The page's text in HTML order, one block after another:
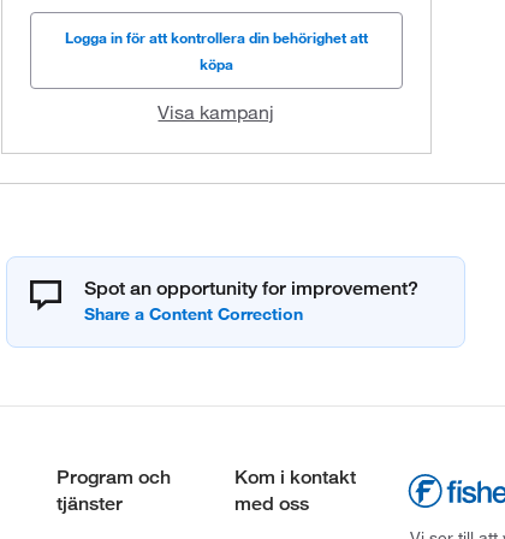
Logga in för att kontrollera din behörighet att
köpa
Visa kampanj
Spot an opportunity for improvement?
Program och
tjänster
Kom i kontakt
med oss